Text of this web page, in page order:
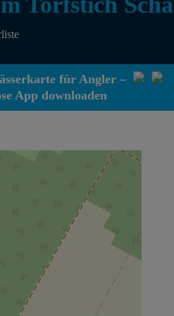
für Angler –
App downloaden